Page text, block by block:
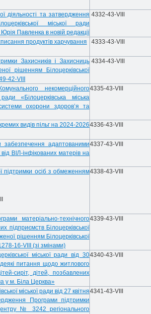
діяльності та затвердження
міської ради
Павленка в новій редакції
4332-43-VIII
продуктів харчування 4333-43-VIII
Захисників і Захисниць
рішенням Білоцерківської
42-VIII
4334-43-VIII
некомерційного
«Білоцерківська міська
охорони здоров’я та
4335-43-VIII
видів пільг на 2024-20264336-43-VIII
забезпечення адаптованими
ВІЛ-інфікованих матерів на
4337-43-VIII
підтримки осіб з обмеженням4338-43-VIII
матеріально-технічного
підприємств Білоцерківської
рішенням Білоцерківської
16-VIII (зі змінами)
4339-43-VIII
міської ради від 30
питання щодо житлового
сиріт, дітей, позбавлених
у м. Біла Церква»
4340-43-VIII
міської ради від 27 квітня
Програми підтримки
№ 3242 регіонального
4341-43-VIII